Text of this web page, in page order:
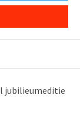
jubilieumeditie